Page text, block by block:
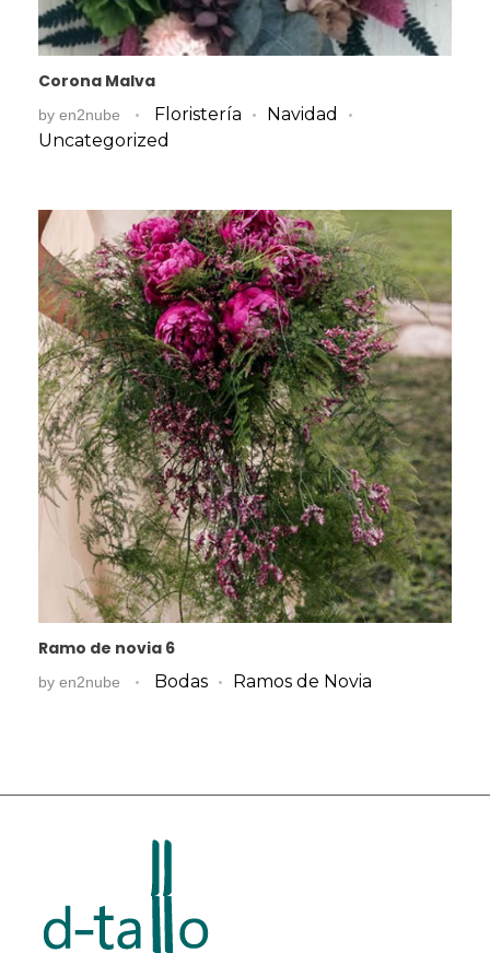
Corona Malva
by en2nube Floristería
Navidad
Uncategorized
Ramo de novia 6
by en2nube Bodas Ramos de Novia